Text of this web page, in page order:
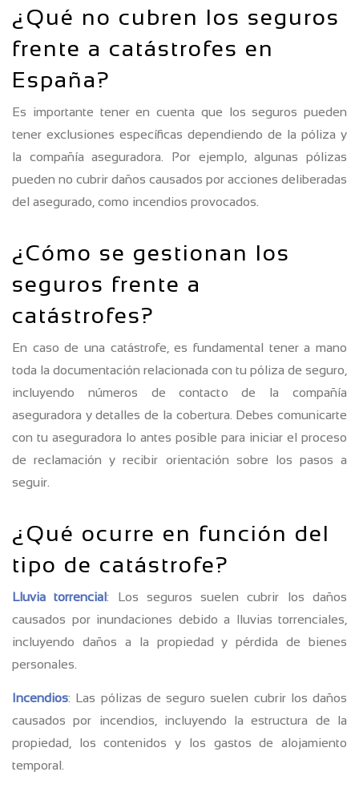
¿Qué no cubren los seguros
frente a catástrofes en
España?
Es importante tener en cuenta que los seguros pueden
tener exclusiones específicas dependiendo de la póliza y
la compañía aseguradora. Por ejemplo, algunas pólizas
pueden no cubrir daños causados por acciones deliberadas
del asegurado, como incendios provocados.
¿Cómo se gestionan los
seguros frente a
catástrofes?
En caso de una catástrofe, es fundamental tener a mano
toda la documentación relacionada con tu póliza de seguro,
incluyendo números de contacto de la compañía
aseguradora y detalles de la cobertura. Debes comunicarte
con tu aseguradora lo antes posible para iniciar el proceso
de reclamación y recibir orientación sobre los pasos a
seguir.
¿Qué ocurre en función del
tipo de catástrofe?
Lluvia torrencial: Los seguros suelen cubrir los daños
causados por inundaciones debido a lluvias torrenciales,
incluyendo daños a la propiedad y pérdida de bienes
personales.
Incendios: Las pólizas de seguro suelen cubrir los daños
causados por incendios, incluyendo la estructura de la
propiedad, los contenidos y los gastos de alojamiento
temporal.